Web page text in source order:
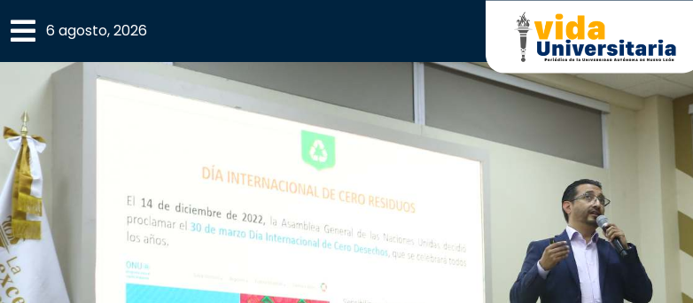
×
SECCIONES
ACADEMIA
CAMPUS
COMUNIDAD UANL
CULTURA
6 agosto, 2026